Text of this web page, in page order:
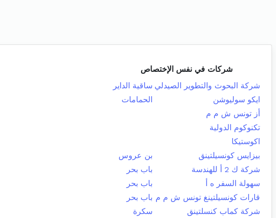
شركات في نفس الإختصاص
شركة البحوث والتطوير الصيدلي ساقية الداير
ايكو سوليوشن
الحمامات
أز تونس ش م م
تكنوكوم الدولية
اكوستيكا
بيزايس كونسيلتينق
بن عروس
شركة ك 2 أ للهندسة
باب بحر
سهولة السفر ه أ
باب بحر
قارات كونسيلتينغ تونس ش م م باب بحر
شركة كماب كنسلتينق
سكرة